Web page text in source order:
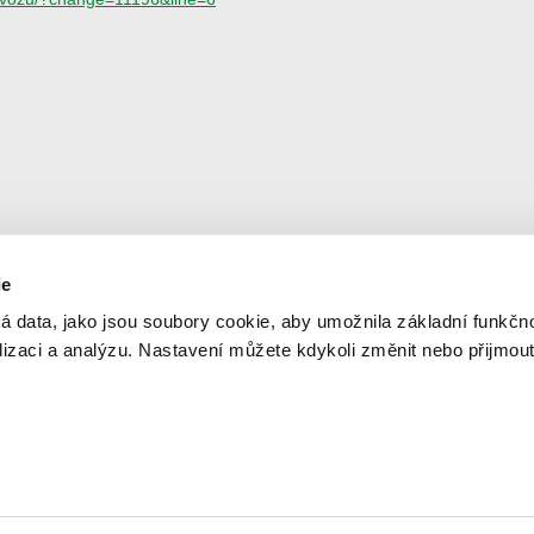
data, jako jsou soubory cookie, aby umožnila základní
a analýzu. Nastavení můžete kdykoli změnit nebo
Newsletter
Aktuální informace na váš e-mail
©